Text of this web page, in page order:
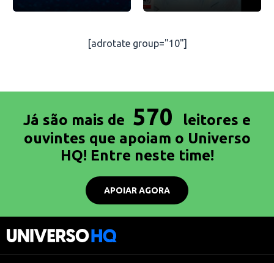
[adrotate group="10"]
Já são mais de 570
leitores e
ouvintes que apoiam o Universo
HQ! Entre neste time!
APOIAR AGORA